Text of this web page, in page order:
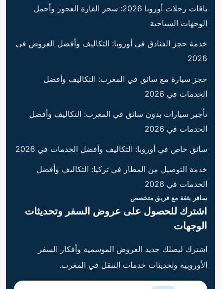
باقات رحلات أوروبا 2026: سحر القارة العجوز وأجمل
الوجهات السياحية
خدمة حجز الفنادق في أوروبا: التكاليف وأفضل العروض في
2026
حجز سيارة مع سائق في المغرب: التكاليف وأفضل
الخدمات في 2026
تأجير سيارات بدون سائق في المغرب: التكاليف وأفضل
الخدمات في 2026
سائق خاص في أوروبا: التكاليف وأفضل الخدمات في 2026
خدمة التوصيل من المطار في تركيا: التكاليف وأفضل
الخدمات في 2026
سافر بثقة مع فريق متخصص
اشترك للحصول على عروض السفر وتحديثات
الوجهات
اشترك ليصلك جديد العروض الموسمية وأفكار السفر
الأوروبية وتحديثات خدمات التنقل في المغرب.